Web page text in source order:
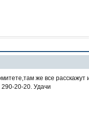
же все расскажут
290-20-20. Удачи